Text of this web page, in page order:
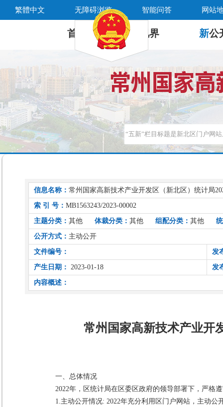
繁體中文 无障碍浏览 智能问答 网站
首 页 新 视界 新公
信息名称： 常州国家高新技术产业开发区（新北区）统计局
索 引 号： MB1563243/2023-00002
主题分类： 其他 体裁分类： 其他 组配分类： 其他
公开方式： 主动公开
文件编号： 发
产生日期： 2023-01-18 发
内容概述：
常州国家高新技术产业开
一、总体情况
2022年，区统计局在区委区政府的领导部署下，严格
1.主动公开情况: 2022年充分利用区门户网站，主动